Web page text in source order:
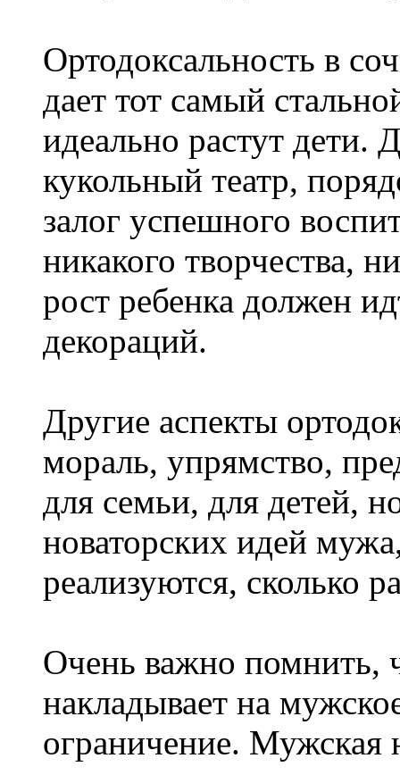
Ортодоксальность в
дает тот самый
идеально растут дети.
кукольный театр,
залог успешного
никакого творчества,
рост ребенка должен
декораций.
Другие аспекты
мораль, упрямство,
для семьи, для детей,
новаторских идей
реализуются, сколько
Очень важно помнить,
накладывает на
ограничение. Мужская